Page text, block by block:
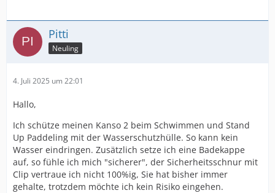
Pitti
Neuling
4. Juli 2025 um 22:01
Hallo,
Ich schütze meinen Kanso 2 beim Schwimmen und Stand
Up Paddeling mit der Wasserschutzhülle. So kann kein
Wasser eindringen. Zusätzlich setze ich eine Badekappe
auf, so fühle ich mich "sicherer", der Sicherheitsschnur mit
Clip vertraue ich nicht 100%ig, Sie hat bisher immer
gehalte, trotzdem möchte ich kein Risiko eingehen.